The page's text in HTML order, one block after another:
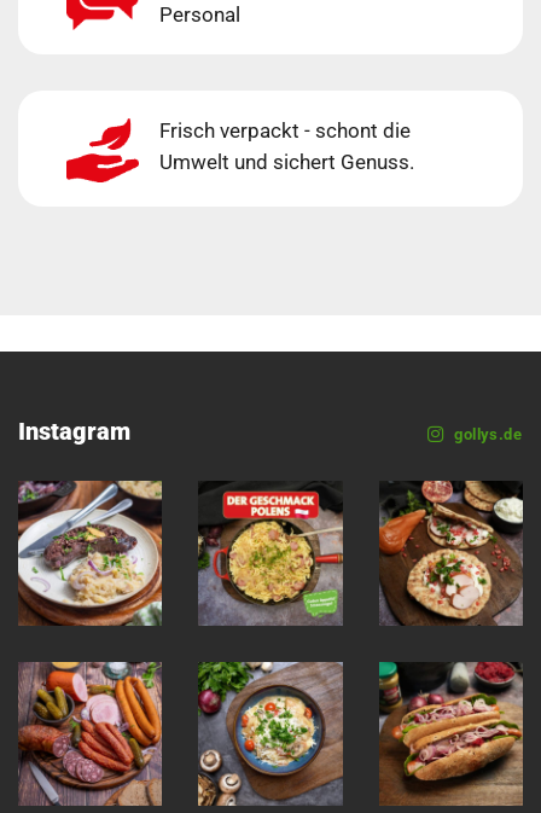
Personal
Frisch verpackt - schont die
Umwelt und sichert Genuss.
Instagram gollys.de